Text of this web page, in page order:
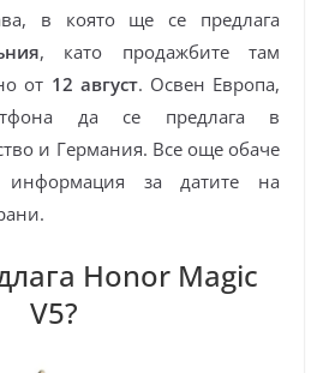
в която ще се предлага
, като продажбите там
от 12 август. Освен Европа,
да се предлага в
и Германия. Все още обаче
за датите на
Honor Magic
V5?